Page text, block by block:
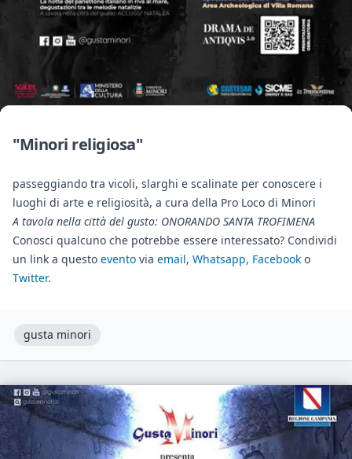
"Minori religiosa"
passeggiando tra vicoli, slarghi e scalinate per conoscere i
luoghi di arte e religiosità, a cura della Pro Loco di Minori
A tavola nella città del gusto: ONORANDO SANTA TROFIMENA
Conosci qualcuno che potrebbe essere interessato? Condividi
un link a questo evento via email, Whatsapp, Facebook o
Twitter.
gusta minori